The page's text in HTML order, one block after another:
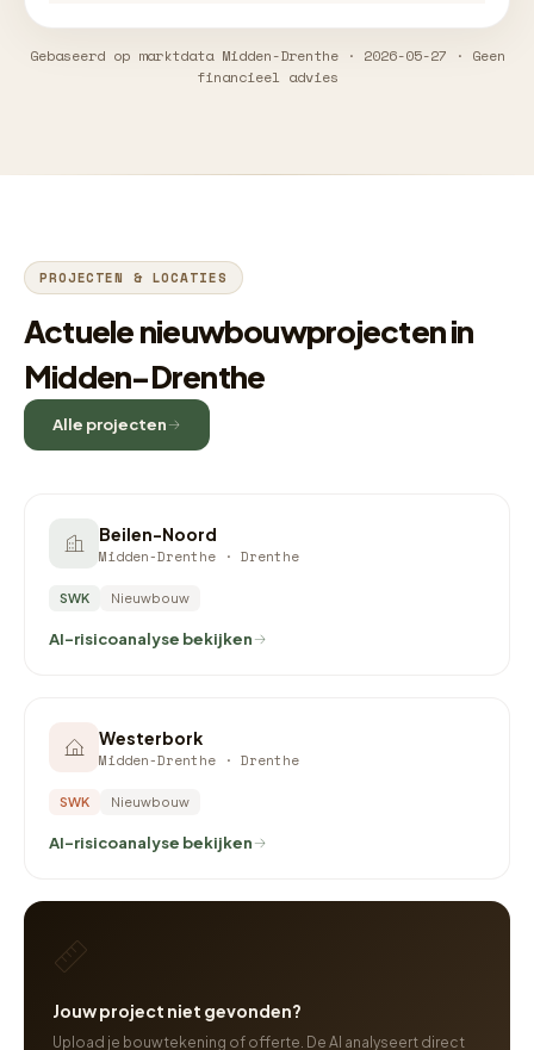
Gebaseerd op marktdata Midden-Drenthe · 2026-05-27 · Geen
financieel advies
PROJECTEN & LOCATIES
Actuele nieuwbouwprojecten in
Midden-Drenthe
Alle projecten
Beilen-Noord
Midden-Drenthe · Drenthe
SWK Nieuwbouw
AI-risicoanalyse bekijken
Westerbork
Midden-Drenthe · Drenthe
SWK Nieuwbouw
AI-risicoanalyse bekijken
Jouw project niet gevonden?
Upload je bouwtekening of offerte. De AI analyseert direct